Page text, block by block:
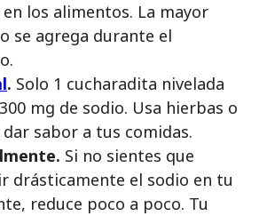
los alimentos. La mayor
se agrega durante el
. Solo 1 cucharadita nivelada
mg de sodio. Usa hierbas o
sabor a tus comidas.
Si no sientes que
drásticamente el sodio en tu
reduce poco a poco. Tu